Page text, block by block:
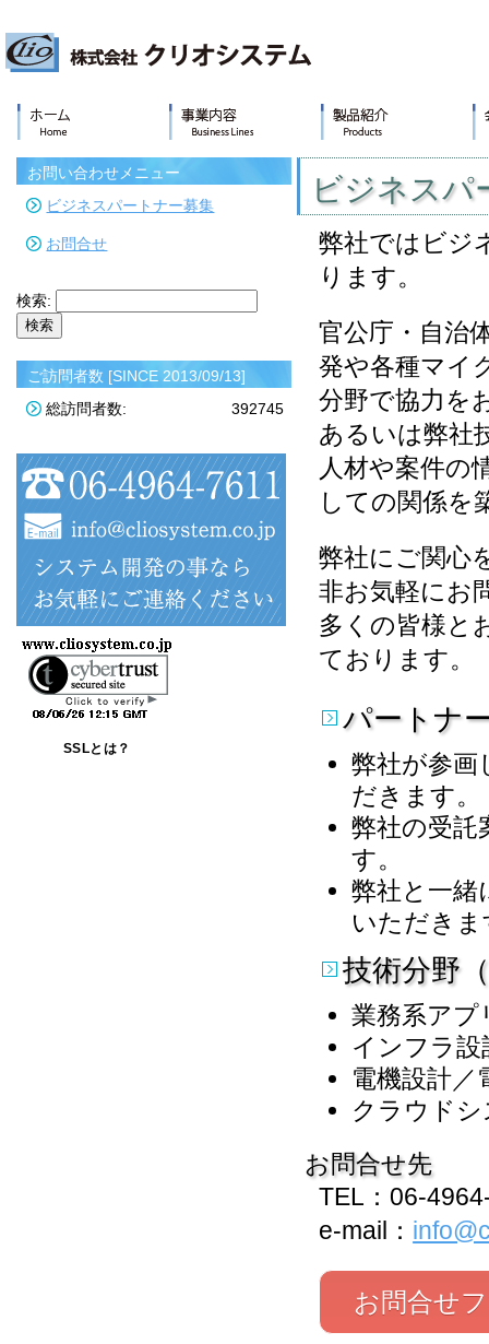
お問い合わせメニュー
ビジネスパートナー募集
お問合せ
検索:
ご訪問者数 [SINCE 2013/09/13]
392745
総訪問者数:
SSLとは？
ビジネスパ
弊社ではビジ
ります。
官公庁・自治
発や各種マイ
分野で協力を
あるいは弊社
人材や案件の
しての関係を
弊社にご関心
非お気軽にお
多くの皆様と
ております。
パートナ
弊社が参画
だきます。
弊社の受託
す。
弊社と一緒
いただきま
技術分野
業務系アプ
インフラ設
電機設計／
クラウド
お問合せ先
TEL：06-
e-mail：
お問合せ